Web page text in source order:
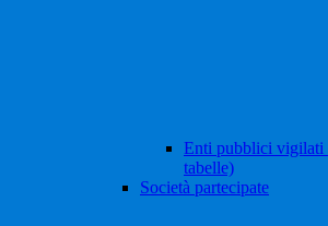
Enti pubblici vigilati
tabelle)
Società partecipate